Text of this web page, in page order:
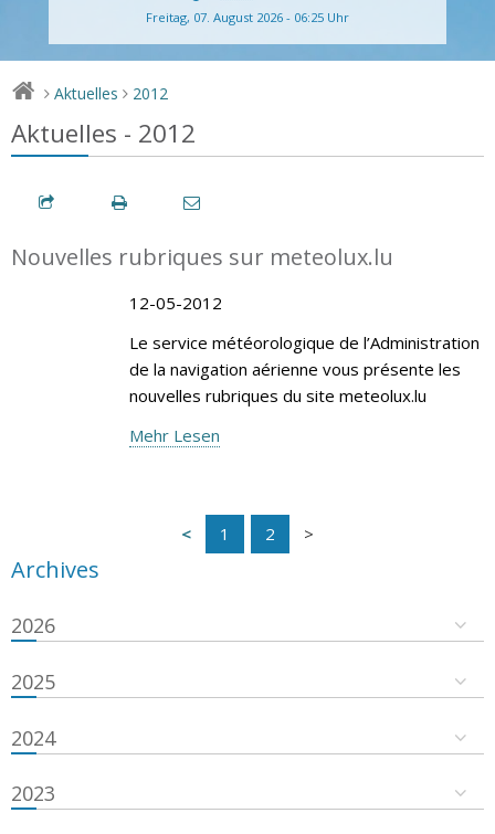
Freitag, 07. August 2026 - 06:25 Uhr
> Aktuelles > 2012
Aktuelles - 2012
Nouvelles rubriques sur meteolux.lu
12-05-2012
Le service météorologique de l’Administration
de la navigation aérienne vous présente les
nouvelles rubriques du site meteolux.lu
Mehr Lesen
1 2
Archives
2026
2025
2024
2023